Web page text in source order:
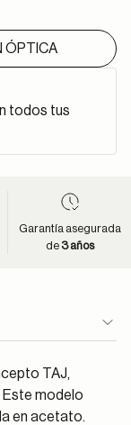
ÓPTICA
todos tus
Garantía asegurada
de 3 años
TAJ,
Este modelo
en acetato.